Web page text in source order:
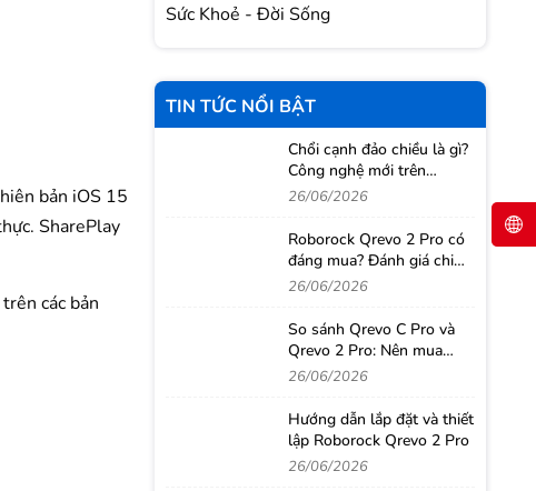
bản iOS 15
SharePlay
các bản
Sức Khoẻ - Đời Sống
TIN TỨC NỔI BẬT
Chổi cạnh đảo chiều là gì?
Công nghệ mới trên
Roborock Qrevo 2 Pro
26/06/2026
Roborock Qrevo 2 Pro có
đáng mua? Đánh giá chi
tiết sau thời gian sử dụng
26/06/2026
So sánh Qrevo C Pro và
Qrevo 2 Pro: Nên mua
robot hút bụi nào?
26/06/2026
Hướng dẫn lắp đặt và thiết
lập Roborock Qrevo 2 Pro
26/06/2026